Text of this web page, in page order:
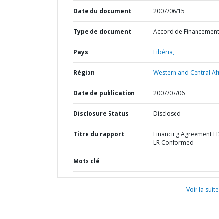
Date du document 2007/06/15
Type de document Accord de Financement
Pays Libéria,
Région Western and Central
Date de publication 2007/07/06
Disclosure Status Disclosed
Titre du rapport
Financing Agreement
LR Conformed
Mots clé
Voir la suite